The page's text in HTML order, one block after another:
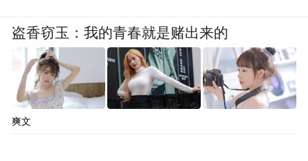
盗香窃玉：我的青春就是赌出来的
爽文